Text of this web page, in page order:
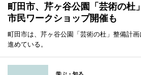
町田市、芹ヶ谷公園「芸術の
市民ワークショップ開催も
町田市は、芹ヶ谷公園「芸術の杜」整備計
進めている。